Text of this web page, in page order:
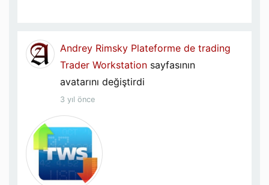
Andrey Rimsky Plateforme de trading
Trader Workstationsayfasının
avatarını değiştirdi
3 yıl önce